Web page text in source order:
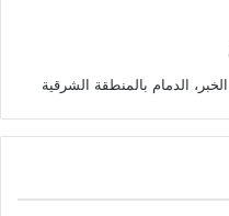
الدمام بالمنطقة الشرقية